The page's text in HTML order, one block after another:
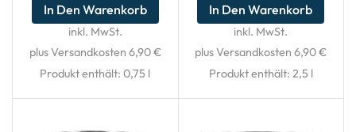
In Den Warenkorb
inkl. MwSt.
plus Versandkosten 6,90 €
Produkt enthält: 0,75 l
In Den Warenkorb
inkl. MwSt.
plus Versandkosten 6,90 €
Produkt enthält: 2,5 l